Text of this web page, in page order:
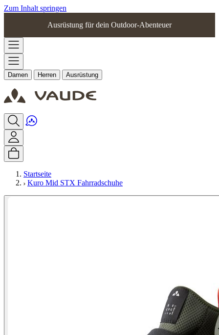
Zum Inhalt springen
Ausrüstung für dein Outdoor-Abenteuer
Damen Herren Ausrüstung
Startseite
Kuro Mid STX Fahrradschuhe